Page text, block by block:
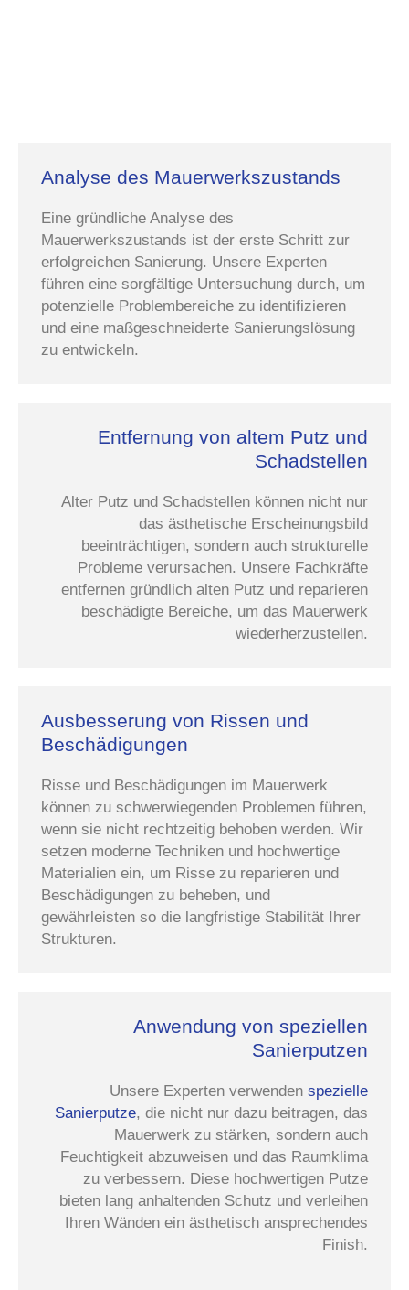
Analyse des Mauerwerkszustands
Eine gründliche Analyse des
Mauerwerkszustands ist der erste Schritt zur
erfolgreichen Sanierung. Unsere Experten
führen eine sorgfältige Untersuchung durch, um
potenzielle Problembereiche zu identifizieren
und eine maßgeschneiderte Sanierungslösung
zu entwickeln.
Entfernung von altem Putz und
Schadstellen
Alter Putz und Schadstellen können nicht nur
das ästhetische Erscheinungsbild
beeinträchtigen, sondern auch strukturelle
Probleme verursachen. Unsere Fachkräfte
entfernen gründlich alten Putz und reparieren
beschädigte Bereiche, um das Mauerwerk
wiederherzustellen.
Ausbesserung von Rissen und
Beschädigungen
Risse und Beschädigungen im Mauerwerk
können zu schwerwiegenden Problemen führen,
wenn sie nicht rechtzeitig behoben werden. Wir
setzen moderne Techniken und hochwertige
Materialien ein, um Risse zu reparieren und
Beschädigungen zu beheben, und
gewährleisten so die langfristige Stabilität Ihrer
Strukturen.
Anwendung von speziellen
Sanierputzen
Unsere Experten verwenden spezielle
Sanierputze, die nicht nur dazu beitragen, das
Mauerwerk zu stärken, sondern auch
Feuchtigkeit abzuweisen und das Raumklima
zu verbessern. Diese hochwertigen Putze
bieten lang anhaltenden Schutz und verleihen
Ihren Wänden ein ästhetisch ansprechendes
Finish.